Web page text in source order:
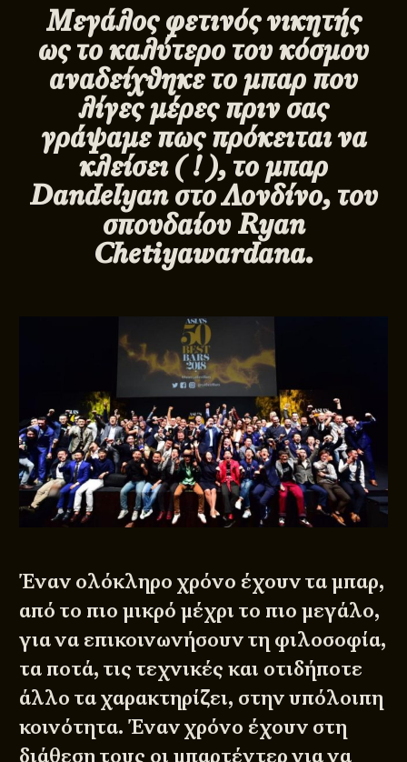
Μεγάλος φετινός νικητής
ως το καλύτερο του κόσμου
αναδείχθηκε το μπαρ που
λίγες μέρες πριν σας
γράψαμε πως πρόκειται να
κλείσει ( ! ), το μπαρ
Dandelyanστο Λονδίνο, του
σπουδαίου Ryan
Chetiyawardana.
Έναν ολόκληρο χρόνο έχουν τα μπαρ,
από το πιο μικρό μέχρι το πιο μεγάλο,
για να επικοινωνήσουν τη φιλοσοφία,
τα ποτά, τις τεχνικές και οτιδήποτε
άλλο τα χαρακτηρίζει, στην υπόλοιπη
κοινότητα. Έναν χρόνο έχουν στη
διάθεση τους οι μπαρτέντερ για να